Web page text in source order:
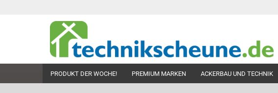
PRODUKT DER WOCHE! PREMIUM MARKEN ACKERBAU UND TECHNIK